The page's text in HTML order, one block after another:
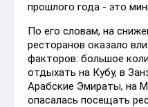
прошлого года - это
По его словам, на
ресторанов оказало
факторов: большое
отдыхать на Кубу, в
Арабские Эмираты, на
опасалась посещать